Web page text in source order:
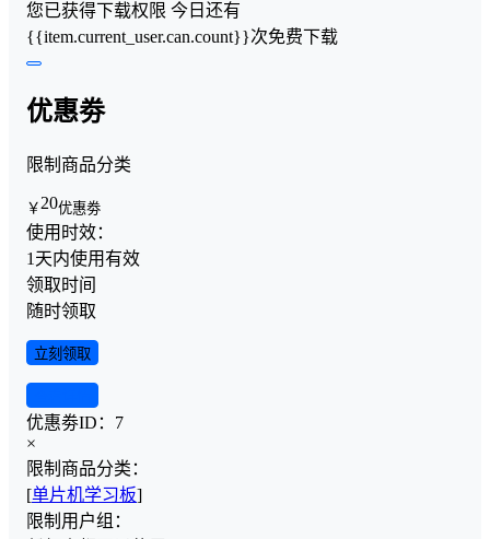
您已获得下载权限 今日还有
{{item.current_user.can.count}}次免费下载
优惠劵
限制商品分类
￥ 20优惠劵
使用时效：
1天内使用有效
领取时间
随时领取
立刻领取
优惠劵ID： 7
×
限制商品分类：
[单片机学习板]
限制用户组：